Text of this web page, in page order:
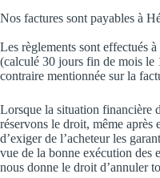
Nos factures sont payables à
Les règlements sont effectués
(calculé 30 jours fin de mois le
contraire mentionnée sur la
Lorsque la situation financière
réservons le droit, même après
d’exiger de l’acheteur les
vue de la bonne exécution des
nous donne le droit d’annuler